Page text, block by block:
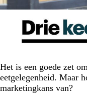
Het is een goede zet
eetgelegenheid. Maar
marketingkans van?